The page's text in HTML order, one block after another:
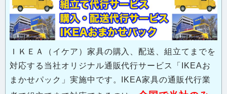
ＩＫＥＡ（イケア）家具の購入、配送、組立てまでを
対応する当社オリジナル通販代行サービス「IKEAお
まかせパック」実施中です。IKEA家具の通販代行業
者で組立てまで対応できるのは、全国で当社のみ
です。もちろん組立て実績もトップクラス！お客様の